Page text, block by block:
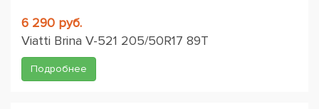
6 290 руб.
Viatti Brina V-521 205/50R17 89T
Подробнее